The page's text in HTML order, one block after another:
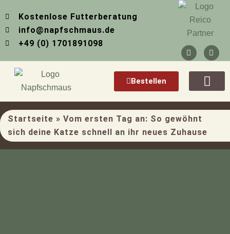
Inhalt
springen
Kostenlose Futterberatung
info@napfschmaus.de
+49 (0) 1701891098
F
a
c
e
k
-
f
I
n
s
t
a
m
Bestellen
Startseite » Vom ersten Tag an: So gewöhnt
sich deine Katze schnell an ihr neues Zuhause